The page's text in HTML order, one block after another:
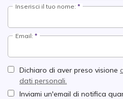
Inserisci il tuo nome:
Email:
Dichiaro di aver preso visione
dati personali.
Inviami un'email di notifica